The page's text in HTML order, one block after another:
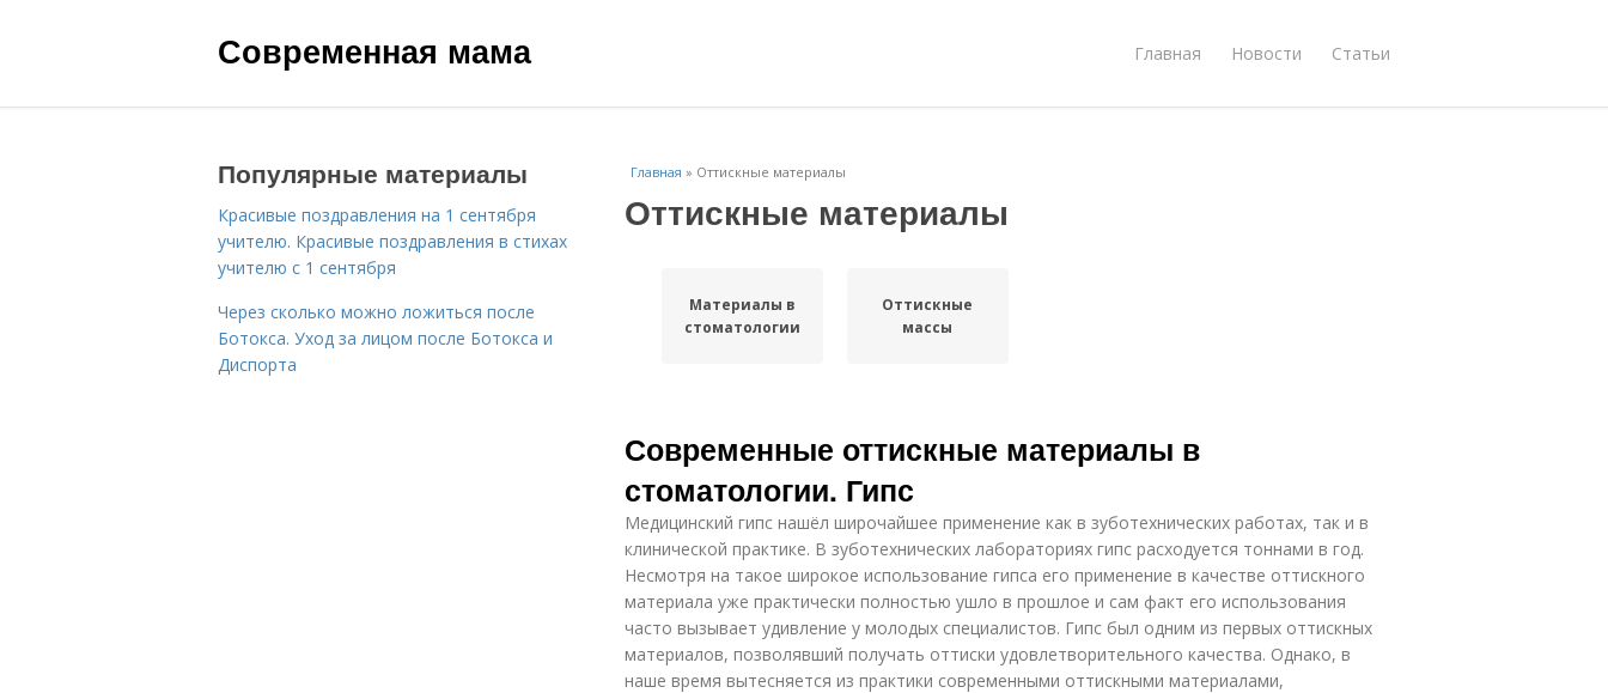
Современная мама Главная Новости Статьи
Главная » Оттискные материалы
Оттискные материалы
Материалы в
стоматологии
Оттискные
массы
Современные оттискные материалы в
стоматологии. Гипс
Медицинский гипс нашёл широчайшее применение как в зуботехнических работах, так и в
клинической практике. В зуботехнических лабораториях гипс расходуется тоннами в год.
Несмотря на такое широкое использование гипса его применение в качестве оттискного
материала уже практически полностью ушло в прошлое и сам факт его использования
часто вызывает удивление у молодых специалистов. Гипс был одним из первых оттискных
материалов, позволявший получать оттиски удовлетворительного качества. Однако, в
наше время вытесняется из практики современными оттискными материалами,
Популярные материалы
Красивые поздравления на 1 сентября
учителю. Красивые поздравления в стихах
учителю с 1 сентября
Через сколько можно ложиться после
Ботокса. Уход за лицом после Ботокса и
Диспорта